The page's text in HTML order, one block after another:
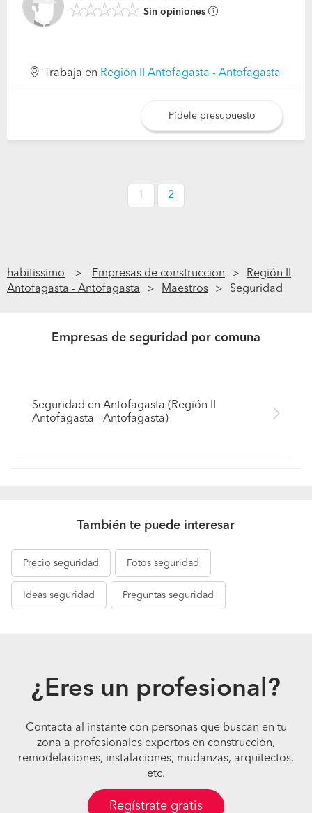
Sin opiniones
Trabaja en Región II Antofagasta - Antofagasta
Pídele presupuesto
1 2
habitissimo Empresas de construccion
Región II
Antofagasta - Antofagasta
Maestros Seguridad
Empresas de seguridad por comuna
Seguridad en Antofagasta (Región II
Antofagasta - Antofagasta)
También te puede interesar
Precio seguridad Fotos seguridad
Ideas seguridad Preguntas seguridad
¿Eres un profesional?
Contacta al instante con personas que buscan en tu
zona a profesionales expertos en construcción,
remodelaciones, instalaciones, mudanzas, arquitectos,
etc.
Regístrate gratis